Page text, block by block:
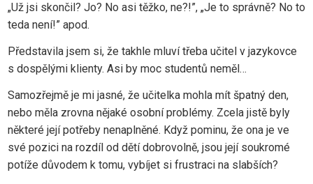
„Už jsi skončil? Jo? No asi těžko, ne?!”, „Je to správně? No to
teda není!” apod.
Představila jsem si, že takhle mluví třeba učitel v jazykovce
s dospělými klienty. Asi by moc studentů neměl…
Samozřejmě je mi jasné, že učitelka mohla mít špatný den,
nebo měla zrovna nějaké osobní problémy. Zcela jistě byly
některé její potřeby nenaplněné. Když pominu, že ona je ve
své pozici na rozdíl od dětí dobrovolně, jsou její soukromé
potíže důvodem k tomu, vybíjet si frustraci na slabších?